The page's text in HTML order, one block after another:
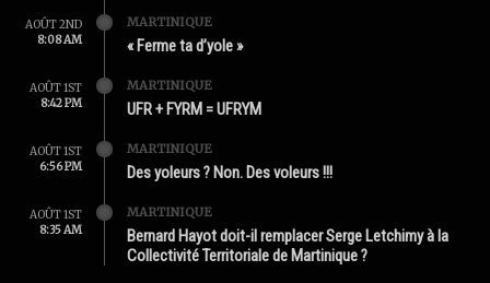
AOÛT 2ND
8:08 AM
MARTINIQUE
« Ferme ta d’yole »
AOÛT 1ST
8:42 PM
MARTINIQUE
UFR + FYRM = UFRYM
AOÛT 1ST
6:56 PM
MARTINIQUE
Des yoleurs ? Non. Des voleurs !!!
AOÛT 1ST
8:35 AM
MARTINIQUE
Bernard Hayot doit-il remplacer Serge Letchimy à la
Collectivité Territoriale de Martinique ?